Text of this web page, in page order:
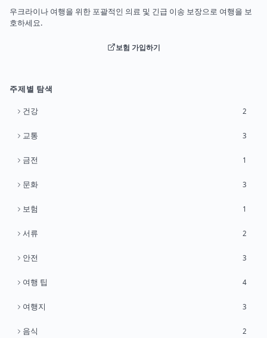
우크라이나 여행을 위한 포괄적인 의료 및 긴급 이송 보장으로 여행을 보
호하세요.
보험 가입하기
주제별 탐색
건강 2
교통 3
금전 1
문화 3
보험 1
서류 2
안전 3
여행 팁 4
여행지 3
음식 2